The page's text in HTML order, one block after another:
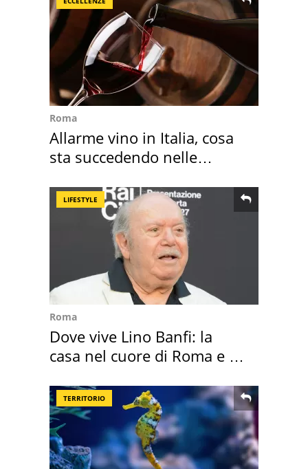
Roma
Allarme vino in Italia, cosa
sta succedendo nelle
LIFESTYLE
Roma
Dove vive Lino Banfi: la
casa nel cuore di Roma e i
TERRITORIO